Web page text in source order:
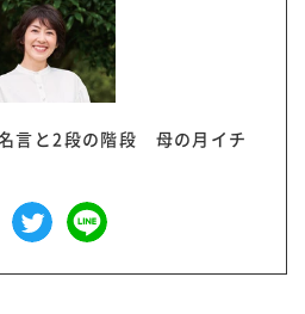
言と2段の階段 母の月イチ